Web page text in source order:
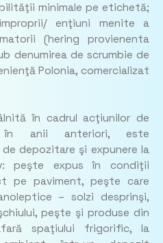
minimale pe etichetă;
enţiuni menite a
(hering provienenta
denumirea de scrumbie de
Polonia, comercializat
în cadrul acţiunilor de
în anii anteriori, este
depozitare şi expunere la
peşte expus în condiţii
pe paviment, peşte care
– solzi desprinşi,
peşte şi produse din
spaţiului frigorific, la